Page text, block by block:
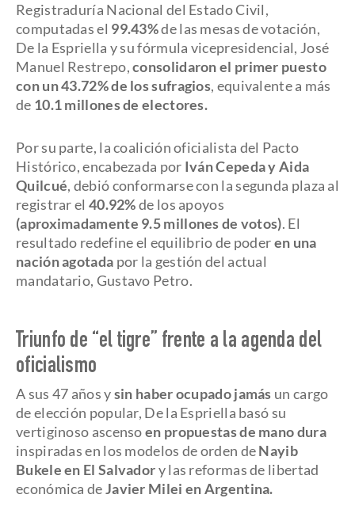
Registraduría Nacional del Estado Civil,
computadas el 99.43%de las mesas de votación,
De la Espriella y su fórmula vicepresidencial, José
Manuel Restrepo,consolidaron el primer puesto
con un 43.72% de los sufragios, equivalente a más
de 10.1 millones de electores.
Por su parte, la coalición oficialista del Pacto
Histórico, encabezada por Iván Cepeda y Aida
Quilcué, debió conformarse con la segunda plaza al
registrar el 40.92%de los apoyos
(aproximadamente 9.5 millones de votos). El
resultado redefine el equilibrio de poderen una
nación agotada por la gestión del actual
mandatario, Gustavo Petro.
Triunfo de “el tigre” frente a la agenda del
oficialismo
A sus 47 años ysin haber ocupado jamás un cargo
de elección popular, De la Espriella basó su
vertiginoso ascensoen propuestas de mano dura
inspiradas en los modelos de orden deNayib
Bukele en El Salvadory las reformas de libertad
económica deJavier Milei en Argentina.